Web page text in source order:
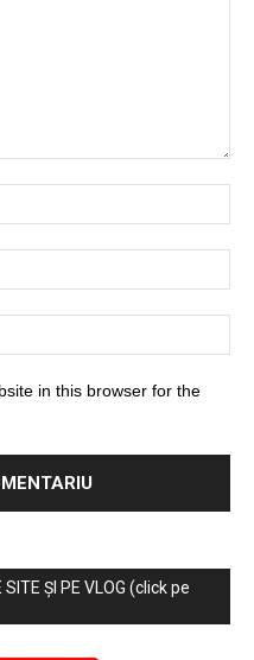
in this browser for the
ȘI PE VLOG (click pe